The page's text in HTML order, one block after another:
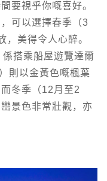
要視乎你嘅喜好。
可以選擇春季（3
，美得令人心醉。
搭乘船屋遊覽達爾
則以金黃色嘅楓葉
冬季（12月至2
景色非常壯觀，亦